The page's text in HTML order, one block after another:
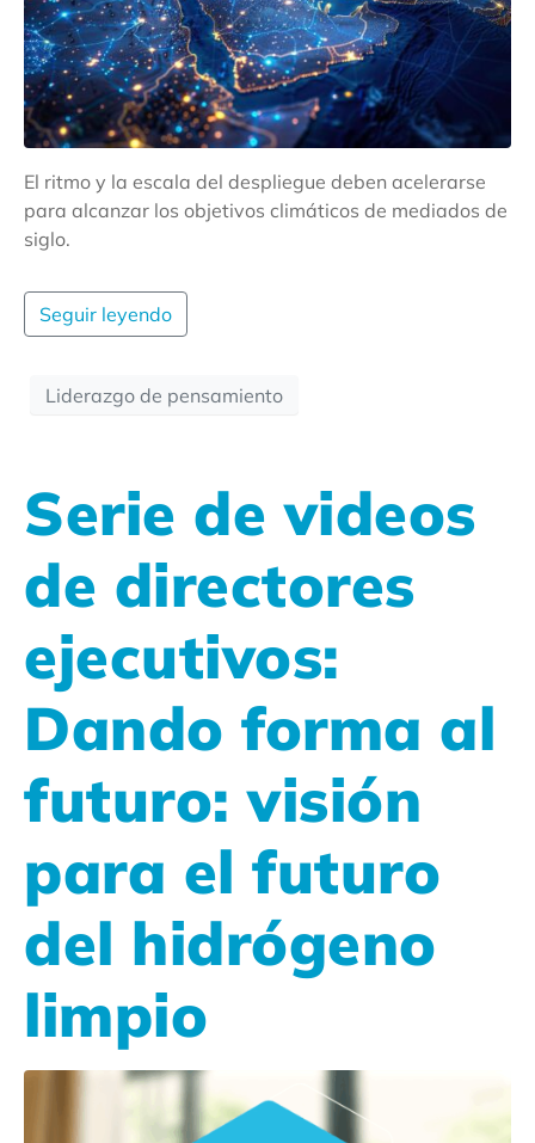
El ritmo y la escala del despliegue deben acelerarse
para alcanzar los objetivos climáticos de mediados de
siglo.
Seguir leyendo
Liderazgo de pensamiento
Serie de videos
de directores
ejecutivos:
Dando forma al
futuro: visión
para el futuro
del hidrógeno
limpio